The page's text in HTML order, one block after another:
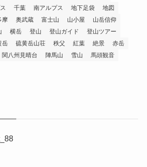
千葉 南アルプス 地下足袋
地図
摩 奥武蔵 富士山 山小屋
山岳信仰
横岳 登山 登山ガイド
登山ツアー
岳 硫黄岳山荘 秩父 紅葉 絶景
赤岳
関八州見晴台 陣馬山 雪山
馬頭観音